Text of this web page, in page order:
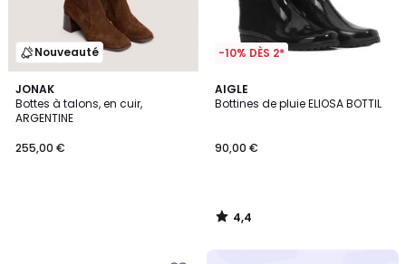
Nouveauté
JONAK
Bottes à talons, en cuir,
ARGENTINE
255,00 €
-10% DÈS 2*
AIGLE
Bottines de pluie ELIOSA BOTTIL
90,00 €
4,4
/ 5
4,4
/